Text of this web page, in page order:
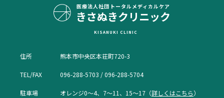
医療法人社団 トータルメディカルケア
きさぬきクリニック
KISANUKI CLINIC
住所 熊本市中央区本荘町720-3
TEL/FAX 096-288-5703 / 096-288-5704
駐車場 オレンジ0〜4、7〜11、15〜17（詳しくはこちら）